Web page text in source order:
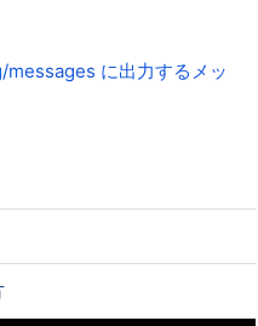
に出力するメッ